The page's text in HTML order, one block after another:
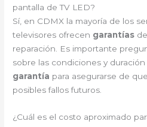
pantalla de TV LED?
Sí, en CDMX la mayoría de los
televisores ofrecen garantías
reparación. Es importante
sobre las condiciones y
garantía para asegurarse de
posibles fallos futuros.
¿Cuál es el costo aproximado